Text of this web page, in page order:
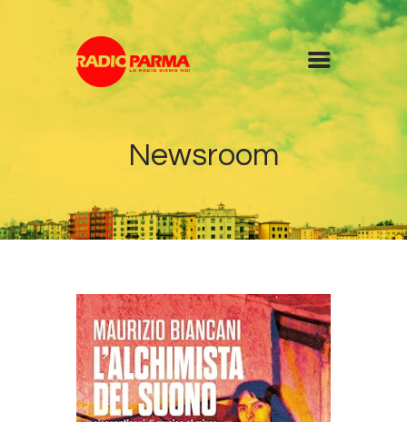
Newsroom
Programmi
Podcast
Contatti